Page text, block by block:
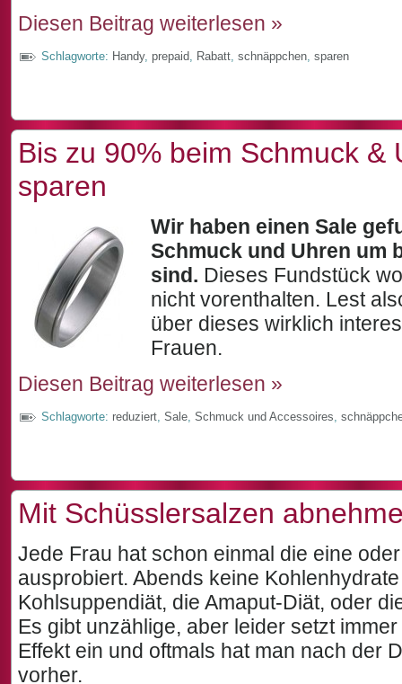
Diesen Beitrag weiterlesen »
Schlagworte: Handy, prepaid, Rabatt, schnäppchen, sparen
Bis zu 90% beim Schmuck &
sparen
Wir haben einen Sale
Schmuck und Uhren um
sind. Dieses Fundstück
nicht vorenthalten. Lest
über dieses wirklich
Frauen.
Diesen Beitrag weiterlesen »
Schlagworte: reduziert, Sale, Schmuck und Accessoires,
Mit Schüsslersalzen
Jede Frau hat schon einmal die eine
ausprobiert. Abends keine
Kohlsuppendiät, die Amaput-Diät, oder
Es gibt unzählige, aber leider setzt
Effekt ein und oftmals hat man nach der
vorher.